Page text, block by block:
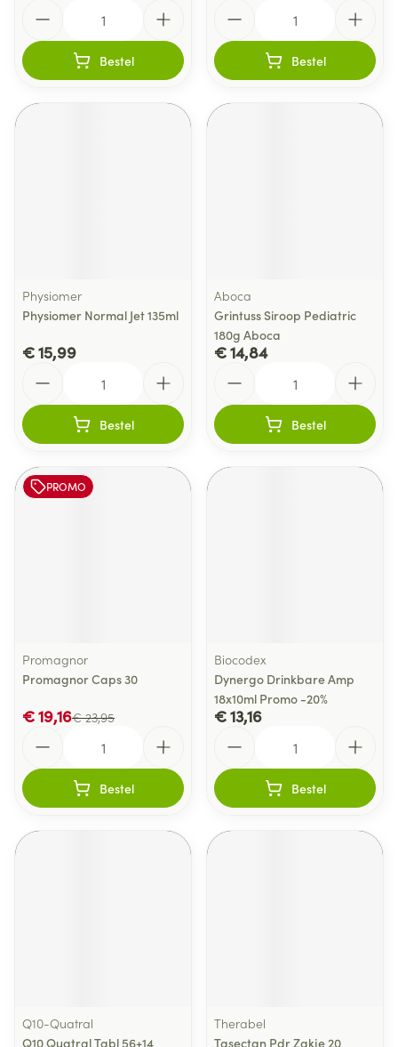
Bestel Bestel
Physiomer
Physiomer Normal Jet 135ml
€ 15,99
Bestel
Aboca
Grintuss Siroop Pediatric
180g Aboca
€ 14,84
Bestel
PROMO
Promagnor
Promagnor Caps 30
€ 23,95
€ 19,16
Bestel
Biocodex
Dynergo Drinkbare Amp
18x10ml Promo -20%
€ 13,16
Bestel
Q10-Quatral
Q10 Quatral Tabl 56+14
Therabel
Tasectan Pdr Zakje 20